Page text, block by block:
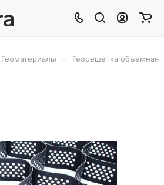
Геоматериалы Георешетка объемная